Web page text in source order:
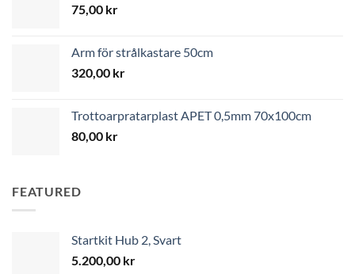
75,00 kr
Arm för strålkastare 50cm
320,00 kr
Trottoarpratarplast APET 0,5mm 70x100cm
80,00 kr
FEATURED
Startkit Hub 2, Svart
5.200,00 kr